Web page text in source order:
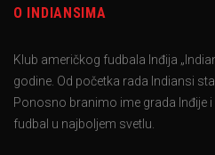
O INDIANSIMA
Klub američkog fudbala Inđija
godine. Od početka rada Indiansi
Ponosno branimo ime grada Inđije
fudbal u najboljem svetlu.